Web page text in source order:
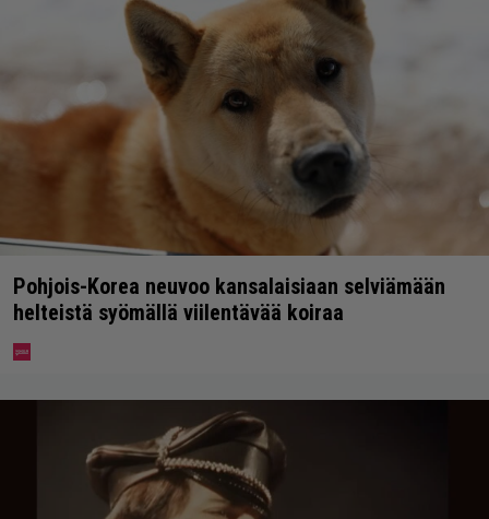
Pohjois-Korea neuvoo kansalaisiaan selviämään
helteistä syömällä viilentävää koiraa